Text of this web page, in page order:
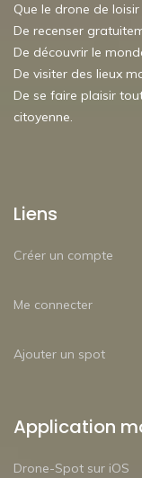
Que le drone de
De recenser
De découvrir le
De visiter des lieux
De se faire plaisir
citoyenne.
Liens
Créer un compte
Me connecter
Ajouter un spot
Application
Drone-Spot sur iOS